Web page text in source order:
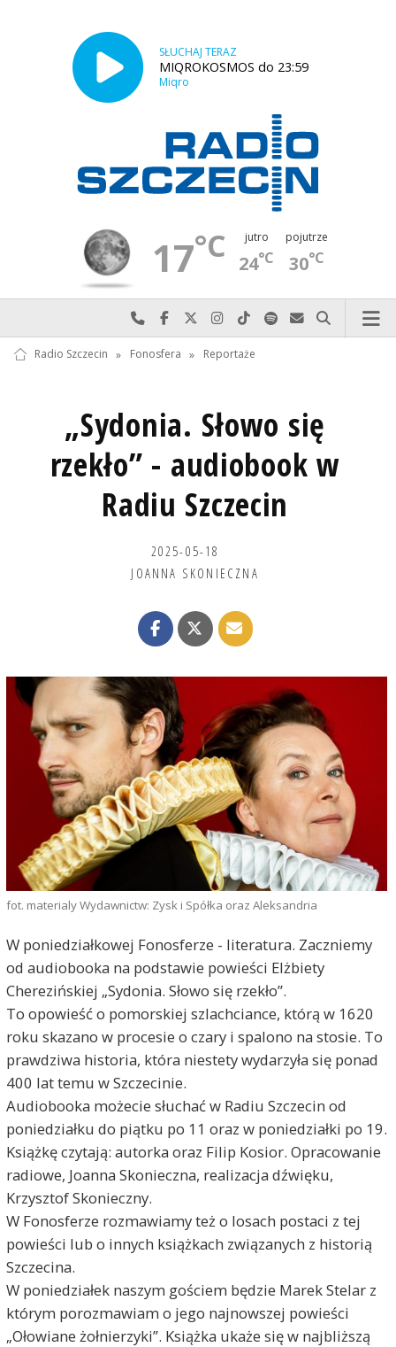
SŁUCHAJ TERAZ
MIQROKOSMOS do 23:59
Miqro
17°C jutro
24°C
pojutrze
30°C
Najlepiej po prostu do nas zadzwoń
Odwiedź nas na Facebook-u
Odwiedź nas na X
Odwiedź nas na Instagram-ie
Odwiedź nas na TikTok-u
Szukaj nas na Spotify
Wyślij do nas
Szukaj
Radio Szczecin » Fonosfera » Reportaże
„Sydonia. Słowo się
rzekło” - audiobook w
Radiu Szczecin
2025-05-18
JOANNA SKONIECZNA
fot. materialy Wydawnictw: Zysk i Spółka oraz Aleksandria
W poniedziałkowej Fonosferze - literatura. Zaczniemy
od audiobooka na podstawie powieści Elżbiety
Cherezińskiej „Sydonia. Słowo się rzekło”.
To opowieść o pomorskiej szlachciance, którą w 1620
roku skazano w procesie o czary i spalono na stosie. To
prawdziwa historia, która niestety wydarzyła się ponad
400 lat temu w Szczecinie.
Audiobooka możecie słuchać w Radiu Szczecin od
poniedziałku do piątku po 11 oraz w poniedziałki po 19.
Książkę czytają: autorka oraz Filip Kosior. Opracowanie
radiowe, Joanna Skonieczna, realizacja dźwięku,
Krzysztof Skonieczny.
W Fonosferze rozmawiamy też o losach postaci z tej
powieści lub o innych książkach związanych z historią
Szczecina.
W poniedziałek naszym gościem będzie Marek Stelar z
którym porozmawiam o jego najnowszej powieści
„Ołowiane żołnierzyki”. Książka ukaże się w najbliższą